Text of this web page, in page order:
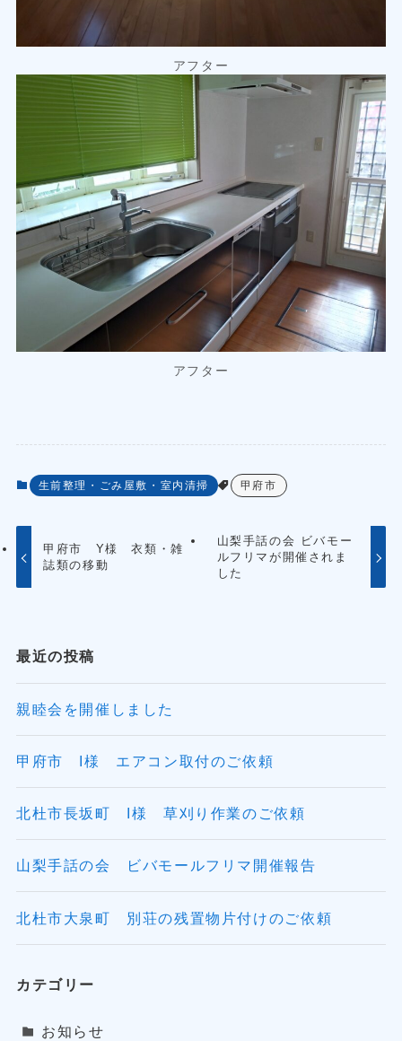
アフター
アフター
生前整理・ごみ屋敷・室内清掃 甲府市
甲府市 Y様 衣類・雑
誌類の移動
山梨手話の会 ビバモー
ルフリマが開催されま
した
最近の投稿
親睦会を開催しました
甲府市 I様 エアコン取付のご依頼
北杜市長坂町 I様 草刈り作業のご依頼
山梨手話の会 ビバモールフリマ開催報告
北杜市大泉町 別荘の残置物片付けのご依頼
カテゴリー
お知らせ